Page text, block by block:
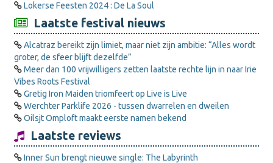
Lokerse Feesten 2024 : De La Soul
Laatste festival nieuws
Alcatraz bereikt zijn limiet, maar niet zijn ambitie: “Alles wordt
groter, de sfeer blijft dezelfde”
Meer dan 100 vrijwilligers zetten laatste rechte lijn in naar Irie
Vibes Roots Festival
Gretig Iron Maiden triomfeert op Live is Live
Werchter Parklife 2026 - tussen dwarrelen en dweilen
Oilsjt Omploft maakt eerste namen bekend
Laatste reviews
Inner Sun brengt nieuwe single: The Labyrinth